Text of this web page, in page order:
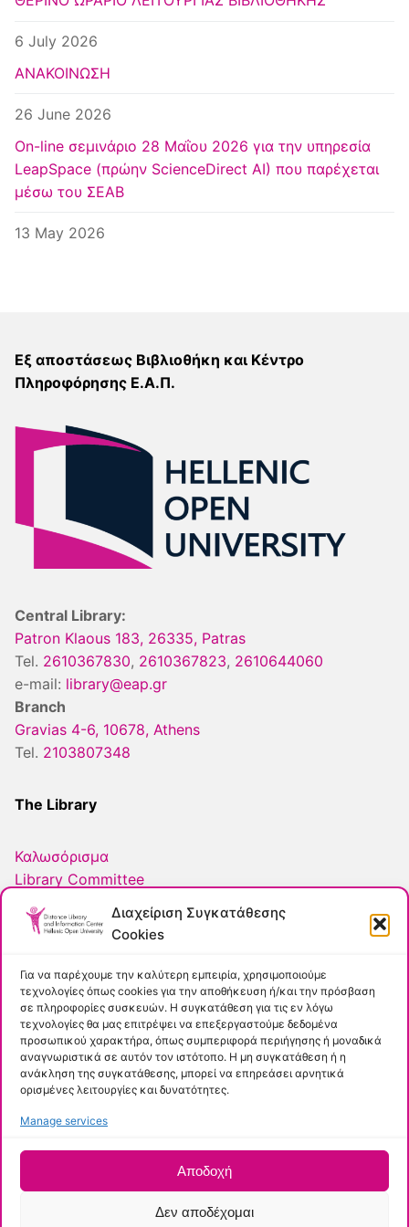
Διαχείριση Συγκατάθεσης
Cookies
Για να παρέχουμε την καλύτερη εμπειρία, χρησιμοποιούμε
τεχνολογίες όπως cookies για την αποθήκευση ή/και την πρόσβαση
σε πληροφορίες συσκευών. Η συγκατάθεση για τις εν λόγω
τεχνολογίες θα μας επιτρέψει να επεξεργαστούμε δεδομένα
προσωπικού χαρακτήρα, όπως συμπεριφορά περιήγησης ή μοναδικά
αναγνωριστικά σε αυτόν τον ιστότοπο. Η μη συγκατάθεση ή η
ανάκληση της συγκατάθεσης, μπορεί να επηρεάσει αρνητικά
ορισμένες λειτουργίες και δυνατότητες.
Manage services
Αποδοχή
Δεν αποδέχομαι
6 July 2026
ΑΝΑΚΟΙΝΩΣΗ
26 June 2026
Οn-line σεμινάριο 28 Μαΐου 2026 για την υπηρεσία
LeapSpace (πρώην ScienceDirect AI) που παρέχεται
μέσω του ΣΕΑΒ
13 May 2026
Εξ αποστάσεως Βιβλιοθήκη και Κέντρο
Πληροφόρησης Ε.Α.Π.
Central Library:
Patron Klaous 183, 26335, Patras
Tel. 2610367830, 2610367823, 2610644060
e-mail: library@eap.gr
Branch
Gravias 4-6, 10678, Athens
Tel. 2103807348
The Library
Καλωσόρισμα
Library Committee
Personnel
Συχνές Ερωτήσεις
Πολιτική Cookies
Εύκολη Πρόσβαση
Κύριος Κατάλογος
Ρωτήστε μας
Apothesis
Πνευματικά δικαιώματα © 2026 – Hellenic Open University